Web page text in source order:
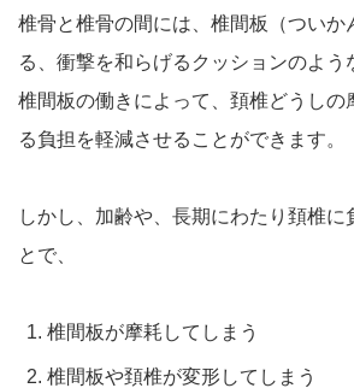
椎骨と椎骨の間には、椎間板（ついか
る、衝撃を和らげるクッションのよう
椎間板の働きによって、頚椎どうしの
る負担を軽減させることができます。
しかし、加齢や、長期にわたり頚椎に
とで、
椎間板が摩耗してしまう
椎間板や頚椎が変形してしまう